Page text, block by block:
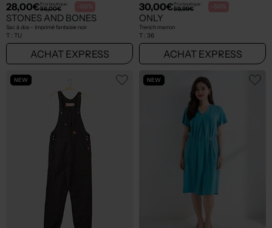
28,00€Prix boutique :
56,00€ -50%
STONES AND BONES
Sac à dos - Imprimé fantaisie noir
T : TU
ACHAT EXPRESS
30,00€Prix boutique :
59,99€ -50%
ONLY
Trench marron
T : 36
ACHAT EXPRESS
NEW NEW